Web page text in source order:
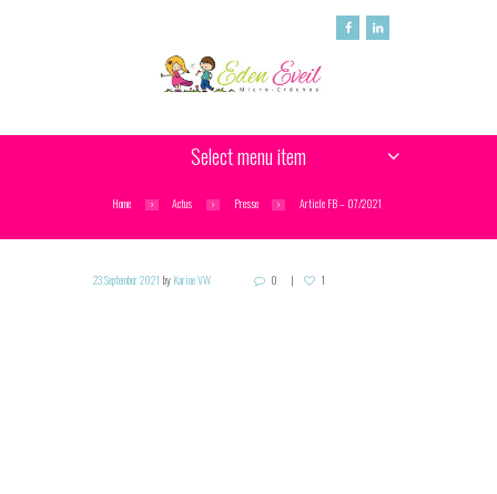
Select menu item
Home Actus Presse Article FB – 07/2021
23 September 2021 by Karine VW 0 1